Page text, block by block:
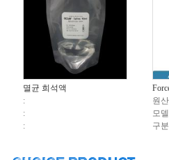
멸균 희석액
:
:
:
원
모
구